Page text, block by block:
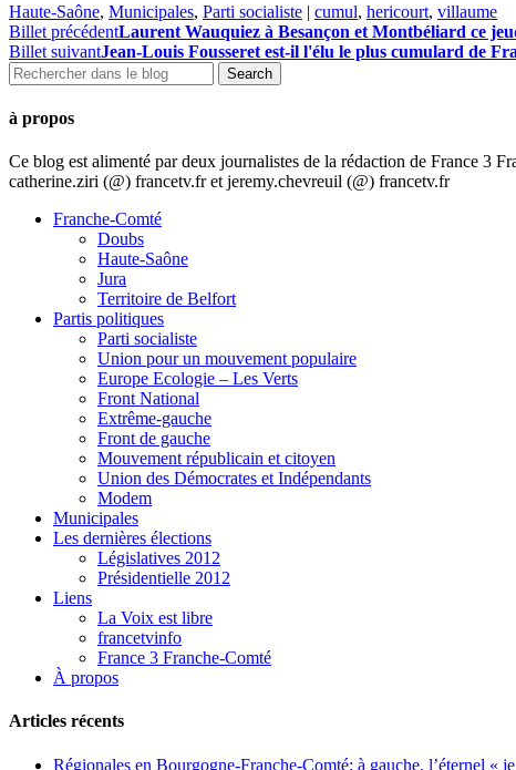
Haute-Saône, Municipales, Parti socialiste | cumul, hericourt, villaume
Billet précédentLaurent Wauquiez à Besançon et Montbéliard ce
Billet suivantJean-Louis Fousseret est-il l'élu le plus cumulard de
à propos
Ce blog est alimenté par deux journalistes de la rédaction de France 3
catherine.ziri (@) francetv.fr et jeremy.chevreuil (@) francetv.fr
Franche-Comté
Doubs
Haute-Saône
Jura
Territoire de Belfort
Partis politiques
Parti socialiste
Union pour un mouvement populaire
Europe Ecologie – Les Verts
Front National
Extrême-gauche
Front de gauche
Mouvement républicain et citoyen
Union des Démocrates et Indépendants
Modem
Municipales
Les dernières élections
Législatives 2012
Présidentielle 2012
Liens
La Voix est libre
francetvinfo
France 3 Franche-Comté
À propos
Articles récents
Régionales en Bourgogne-Franche-Comté: à gauche, l’éternel «